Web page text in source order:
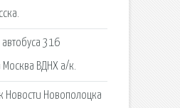
316
Москва ВДНХ а/к.
Новости Новополоцка